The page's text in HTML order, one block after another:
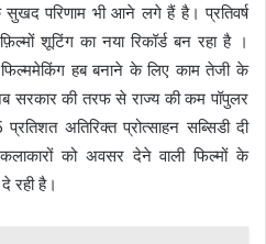
परिणाम भी आने लगे हैं है। प्रतिवर्ष
शूटिंग का नया रिकॉर्ड बन रहा है ।
हब बनाने के लिए काम तेजी के
सरकार की तरफ से राज्य की कम पॉपुलर
अतिरिक्त प्रोत्साहन सब्सिडी दी
को अवसर देने वाली फिल्मों के
रही है।